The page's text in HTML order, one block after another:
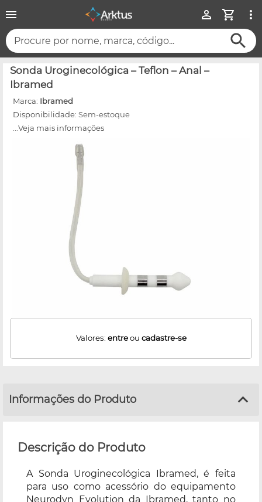
Procure por nome, marca, código...
Sonda Uroginecológica – Teflon – Anal –
Ibramed
Marca: Ibramed
Disponibilidade: Sem-estoque
...Veja mais informações
Valores: entreou cadastre-se
Informações do Produto
Descrição do Produto
A Sonda Uroginecológica Ibramed, é feita
para uso como acessório do equipamento
Neurodyn Evolution da Ibramed, tanto no